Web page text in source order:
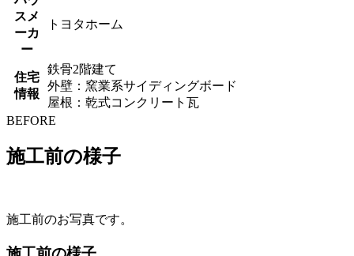
スメ
ーカ
ー
トヨタホーム
住宅
情報
鉄骨2階建て
外壁：窯業系サイディングボード
屋根：乾式コンクリート瓦
BEFORE
施工前の様子
施工前のお写真です。